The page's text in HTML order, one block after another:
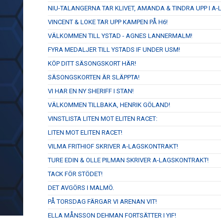
NIU-TALANGERNA TAR KLIVET, AMANDA & TINDRA UPP I A-
VINCENT & LOKE TAR UPP KAMPEN PÅ H6!
VÄLKOMMEN TILL YSTAD - AGNES LANNERMALM!
FYRA MEDALJER TILL YSTADS IF UNDER USM!
KÖP DITT SÄSONGSKORT HÄR!
SÄSONGSKORTEN ÄR SLÄPPTA!
VI HAR EN NY SHERIFF I STAN!
VÄLKOMMEN TILLBAKA, HENRIK GÖLAND!
VINSTLISTA LITEN MOT ELITEN RACET:
LITEN MOT ELITEN RACET!
VILMA FRITHIOF SKRIVER A-LAGSKONTRAKT!
TURE EDIN & OLLE PILMAN SKRIVER A-LAGSKONTRAKT!
TACK FÖR STÖDET!
DET AVGÖRS I MALMÖ.
PÅ TORSDAG FÄRGAR VI ARENAN VIT!
ELLA MÅNSSON DEHMAN FORTSÄTTER I YIF!